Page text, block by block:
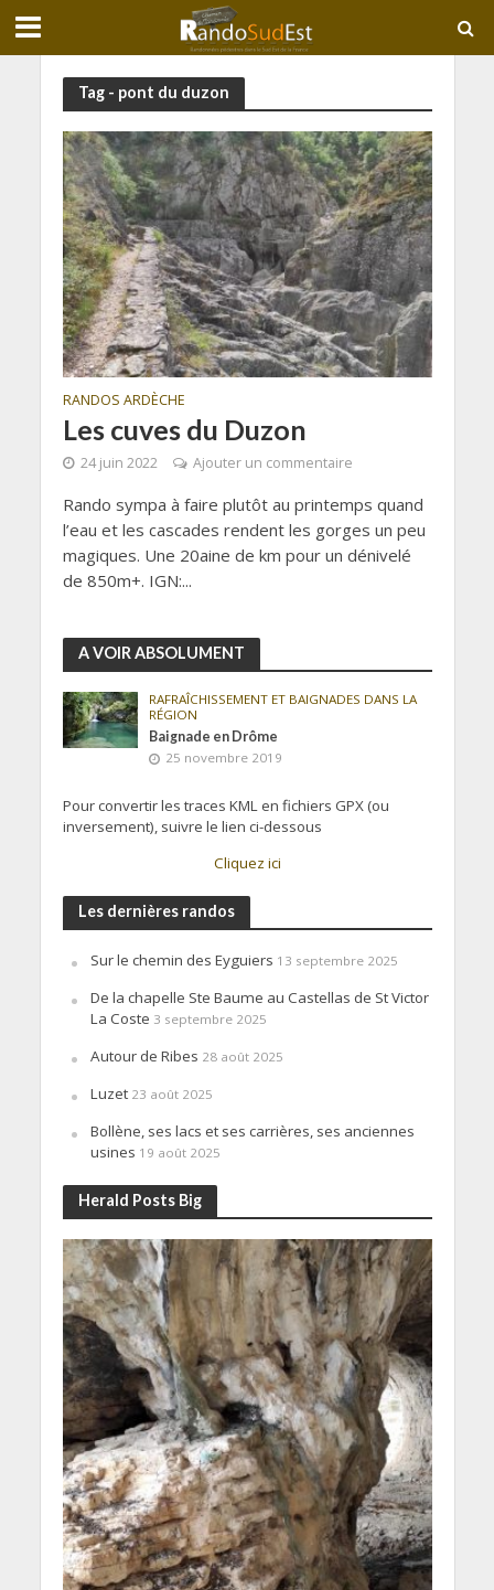
Tag - pont du duzon
RANDOS ARDÈCHE
Les cuves du Duzon
24 juin 2022 Ajouter un commentaire
Rando sympa à faire plutôt au printemps quand
l’eau et les cascades rendent les gorges un peu
magiques. Une 20aine de km pour un dénivelé
de 850m+. IGN:...
A VOIR ABSOLUMENT
RAFRAÎCHISSEMENT ET BAIGNADES DANS LA
RÉGION
Baignade en Drôme
25 novembre 2019
Pour convertir les traces KML en fichiers GPX (ou
inversement), suivre le lien ci-dessous
Cliquez ici
Les dernières randos
Sur le chemin des Eyguiers 13 septembre 2025
De la chapelle Ste Baume au Castellas de St Victor
La Coste 3 septembre 2025
Autour de Ribes 28 août 2025
Luzet 23 août 2025
Bollène, ses lacs et ses carrières, ses anciennes
usines 19 août 2025
Herald Posts Big